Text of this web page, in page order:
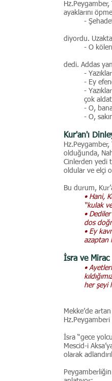
ayaklarını
-
diyordu.
- O
dedi. Addas
-
- Ey
-
çok
- O,
- O,
Kur'an'ı
olduğunda,
Cinlerden yedi
oldular ve elçi
Bu durum,
• Hani,
“kulak
•
dos
• Ey
azaptan
İsra ve Mirac
•
her şeyi
Mekke’de
İsra “gece
Mescid-i
olarak